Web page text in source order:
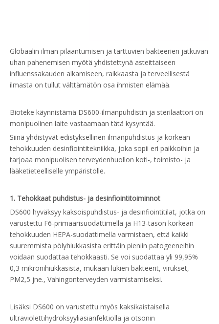
Globaalin ilman pilaantumisen ja tarttuvien bakteerien jatkuvan
uhan pahenemisen myötä yhdistettynä asteittaiseen
influenssakauden alkamiseen, raikkaasta ja terveellisestä
ilmasta on tullut välttämätön osa ihmisten elämää.
Bioteke käynnistämä DS600-ilmanpuhdistin ja sterilaattori on
monipuolinen laite vastaamaan tätä kysyntää.
Siinä yhdistyvät edistyksellinen ilmanpuhdistus ja korkean
tehokkuuden desinfiointitekniikka, joka sopii eri paikkoihin ja
tarjoaa monipuolisen terveydenhuollon koti-, toimisto- ja
lääketieteelliselle ympäristölle.
1. Tehokkaat puhdistus- ja desinfiointitoiminnot
DS600 hyväksyy kaksoispuhdistus- ja desinfiointitilat, jotka on
varustettu F6-primaarisuodattimella ja H13-tason korkean
tehokkuuden HEPA-suodattimella varmistaen, että kaikki
suuremmista pölyhiukkasista erittäin pieniin patogeeneihin
voidaan suodattaa tehokkaasti. Se voi suodattaa yli 99,95%
0,3 mikronihiukkasista, mukaan lukien bakteerit, virukset,
PM2,5 jne., Vahingonterveyden varmistamiseksi.
Lisäksi DS600 on varustettu myös kaksikaistaisella
ultraviolettihydroksyyliasianfektiolla ja otsonin